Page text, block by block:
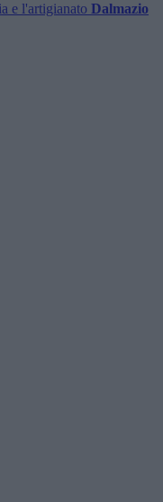
e l'artigianato Dalmazio